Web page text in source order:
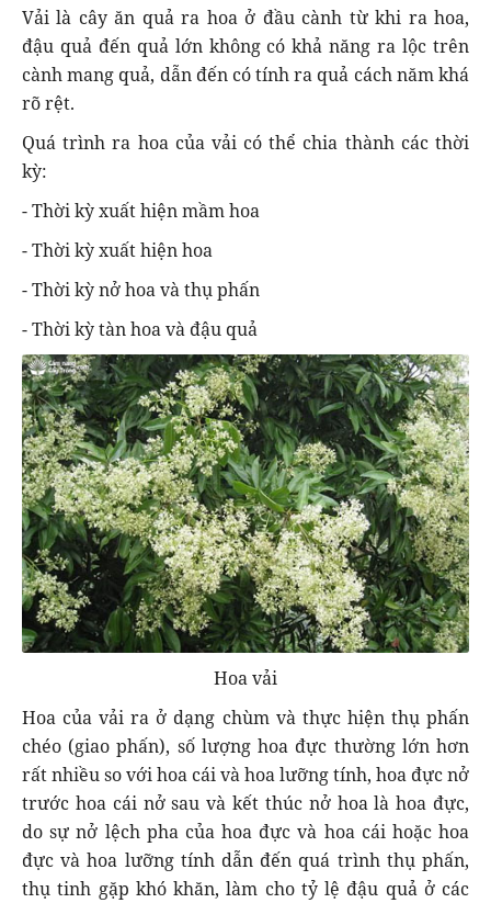
Vải là cây ăn quả ra hoa ở đầu cành từ khi ra hoa,
đậu quả đến quả lớn không có khả năng ra lộc trên
cành mang quả, dẫn đến có tính ra quả cách năm khá
rõ rệt.
Quá trình ra hoa của vải có thể chia thành các thời
kỳ:
- Thời kỳ xuất hiện mầm hoa
- Thời kỳ xuất hiện hoa
- Thời kỳ nở hoa và thụ phấn
- Thời kỳ tàn hoa và đậu quả
Hoa vải
Hoa của vải ra ở dạng chùm và thực hiện thụ phấn
chéo (giao phấn), số lượng hoa đực thường lớn hơn
rất nhiều so với hoa cái và hoa lưỡng tính, hoa đực nở
trước hoa cái nở sau và kết thúc nở hoa là hoa đực,
do sự nở lệch pha của hoa đực và hoa cái hoặc hoa
đực và hoa lưỡng tính dẫn đến quá trình thụ phấn,
thụ tinh gặp khó khăn, làm cho tỷ lệ đậu quả ở các